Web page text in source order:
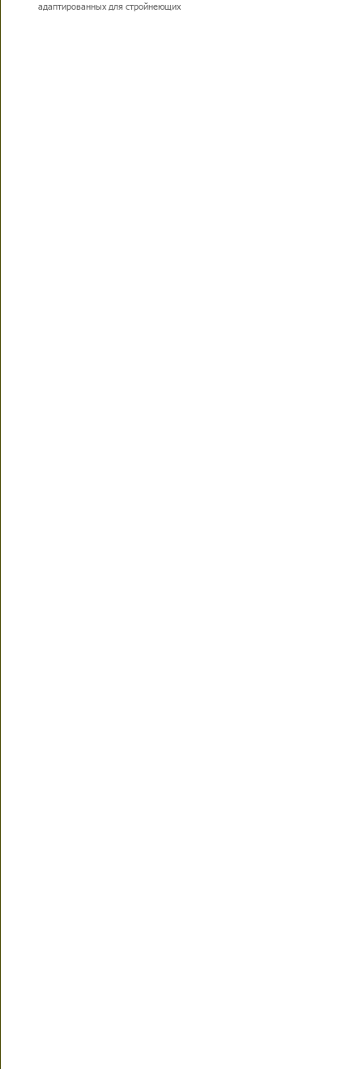
адаптированных для стройнеющих